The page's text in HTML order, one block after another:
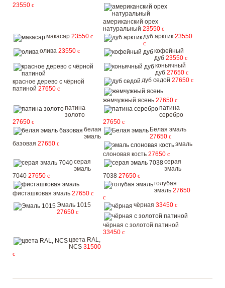
23550 c
американский орех
натуральный 23550 c
макасар 23550 c дуб арктик 23550
c
олива 23550 c
кофейный
дуб 23550 c
красное дерево с чёрной
патиной 27650 c
коньячный
дуб 27650 c
дуб седой 27650 c
жемчужный ясень 27650 c
патина
золото
27650 c
патина
серебро
27650 c
белая
эмаль
базовая 27650 c
Белая эмаль
27650 c
эмаль
слоновая кость 27650 c
серая
эмаль
7040 27650 c
серая
эмаль
7038 27650 c
фисташковая эмаль 27650 c
голубая
эмаль 27650
c
Эмаль 1015
27650 c
чёрная 33450 c
чёрная с золотой патиной
33450 c
цвета RAL,
NCS 31500
c